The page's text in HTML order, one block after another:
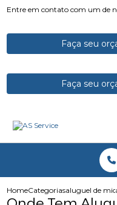
Entre em contato com um de
Faça seu
Faça seu
HomeCategoriasaluguel de